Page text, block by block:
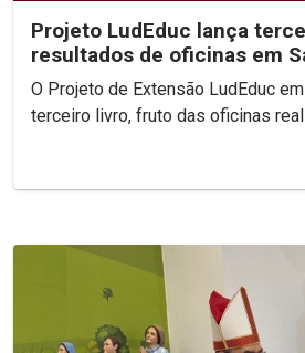
Projeto LudEduc lança
resultados de oficinas em
Educação
O Projeto de Extensão LudEduc
terceiro livro, fruto das oficinas